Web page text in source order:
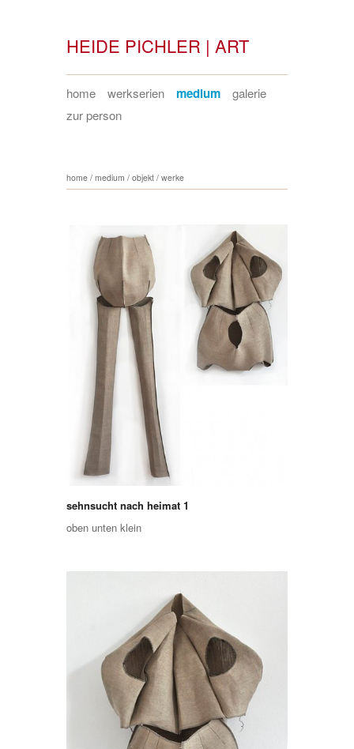
HEIDE PICHLER | ART
home werkserien medium
galerie
zur person
home / medium / objekt / werke
sehnsucht nach heimat 1
oben unten klein